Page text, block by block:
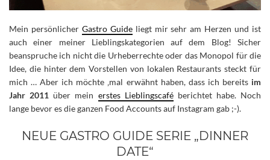
Mein persönlicher Gastro Guideliegt mir sehr am Herzen und ist
auch einer meiner Lieblingskategorien auf dem Blog! Sicher
beanspruche ich nicht die Urheberrechte oder das Monopol für die
Idee, die hinter dem Vorstellen von lokalen Restaurants steckt für
mich … Aber ich möchte ‚mal erwähnt haben, dass ich bereits im
Jahr 2011 über mein erstes Lieblingscaféberichtet habe. Noch
lange bevor es die ganzen Food Accounts auf Instagram gab ;-).
NEUE GASTRO GUIDE SERIE „DINNER
DATE“